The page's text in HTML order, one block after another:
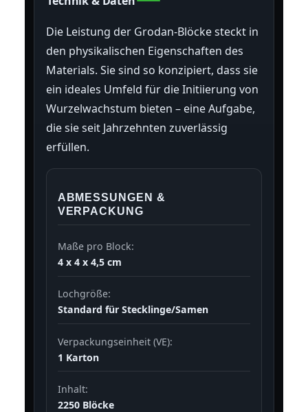
Die Leistung der Grodan-Blöcke steckt in
den physikalischen Eigenschaften des
Materials. Sie sind so konzipiert, dass sie
ein ideales Umfeld für die Initiierung von
Wurzelwachstum bieten – eine Aufgabe,
die sie seit Jahrzehnten zuverlässig
erfüllen.
ABMESSUNGEN &
VERPACKUNG
Maße pro Block:
4 x 4 x 4,5 cm
Lochgröße:
Standard für Stecklinge/Samen
Verpackungseinheit (VE):
1 Karton
Inhalt:
2250 Blöcke